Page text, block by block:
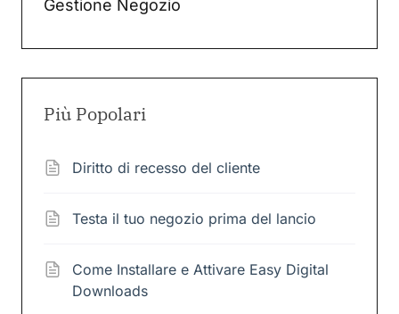
Gestione Negozio
Più Popolari
Diritto di recesso del cliente
Testa il tuo negozio prima del lancio
Come Installare e Attivare Easy Digital
Downloads